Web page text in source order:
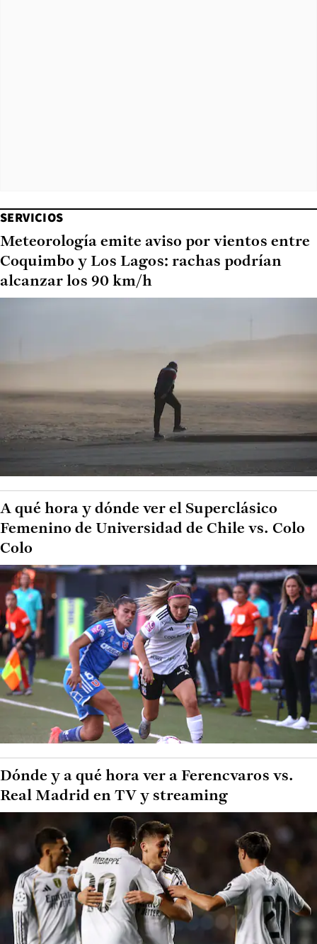
SERVICIOS
Meteorología emite aviso por vientos entre
Coquimbo y Los Lagos: rachas podrían
alcanzar los 90 km/h
A qué hora y dónde ver el Superclásico
Femenino de Universidad de Chile vs. Colo
Colo
Dónde y a qué hora ver a Ferencvaros vs.
Real Madrid en TV y streaming